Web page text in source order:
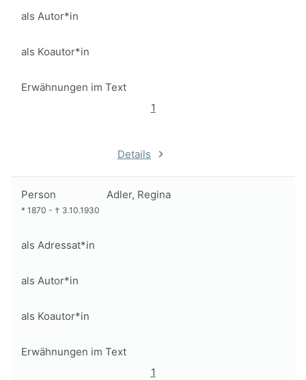
als Autor*in
als Koautor*in
Erwähnungen im Text
1
Details
Person Adler, Regina
* 1870 - † 3.10.1930
als Adressat*in
als Autor*in
als Koautor*in
Erwähnungen im Text
1